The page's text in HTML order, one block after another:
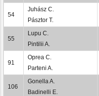
54
Juhász C.
Pásztor T.
55
Lupu C.
Pintilii A.
91
Oprea C.
Parteni A.
106
Gonella A.
Badinelli E.